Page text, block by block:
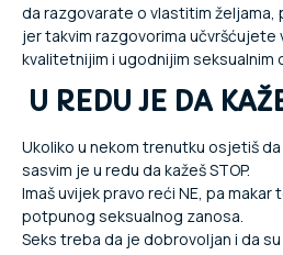
da razgovarate o vlastitim željama,
jer takvim razgovorima
kvalitetnijim i ugodnijim seksualnim
U REDU JE DA
Ukoliko u nekom trenutku osjetiš da
sasvim je u redu da kažeš STOP.
Imaš uvijek pravo reći NE, pa makar
potpunog seksualnog zanosa.
Seks treba da je dobrovoljan i da